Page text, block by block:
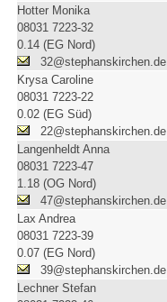
Hotter Monika
08031 7223-32
0.14 (EG Nord)
32@stephanskirchen.de
Krysa Caroline
08031 7223-22
0.02 (EG Süd)
22@stephanskirchen.de
Langenheldt Anna
08031 7223-47
1.18 (OG Nord)
47@stephanskirchen.de
Lax Andrea
08031 7223-39
0.07 (EG Nord)
39@stephanskirchen.de
Lechner Stefan